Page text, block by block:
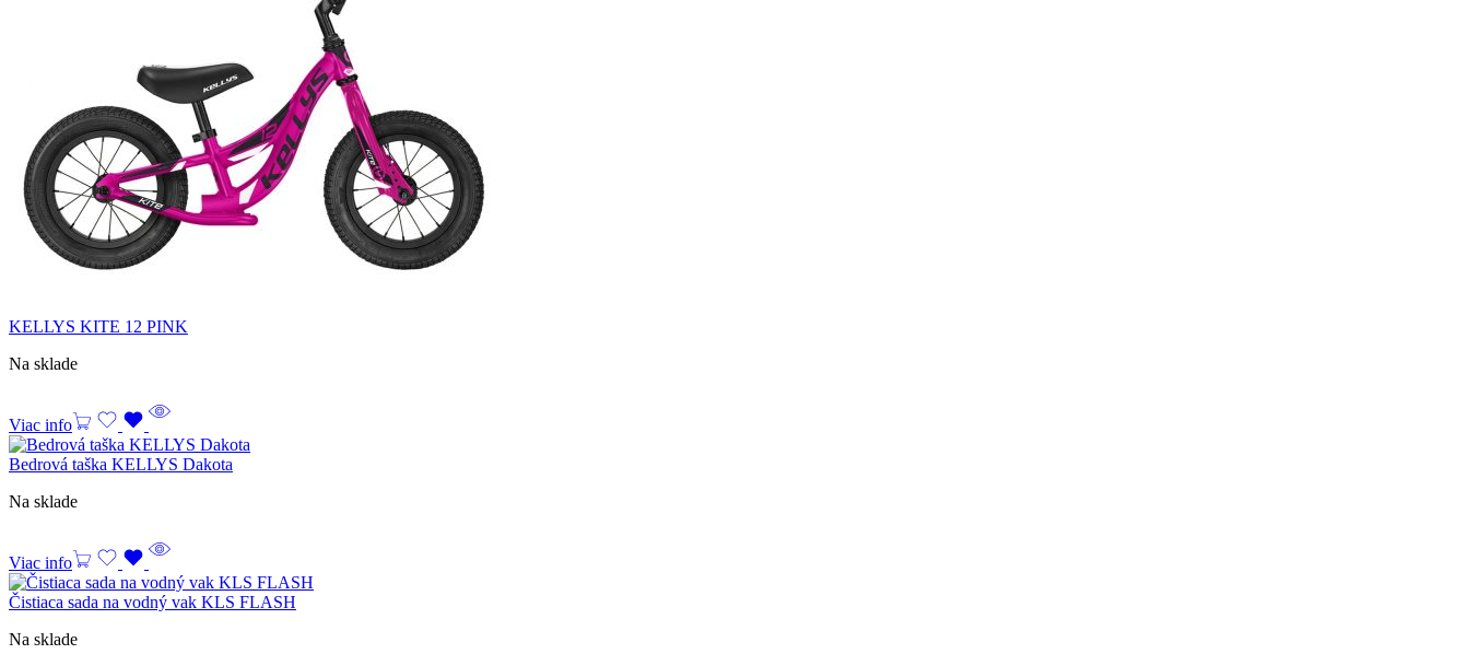
KELLYS KITE 12 PINK
Na sklade
Viac info
Bedrová taška KELLYS Dakota
Na sklade
Viac info
Čistiaca sada na vodný vak KLS FLASH
Na sklade